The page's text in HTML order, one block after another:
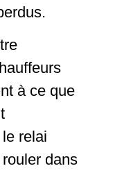
à ce que
relai
dans